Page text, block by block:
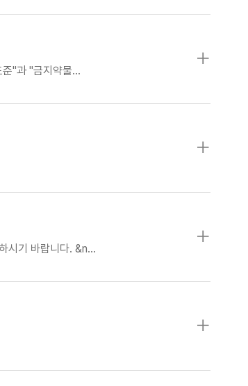
준"과 "금지약물…
시기 바랍니다. &n…